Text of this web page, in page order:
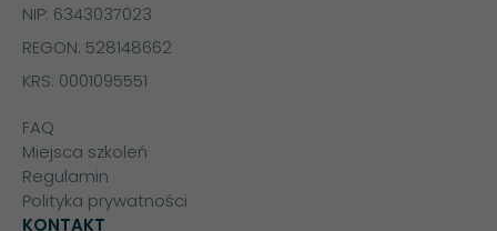
NIP: 6343037023
REGON: 528148662
KRS: 0001095551
FAQ
Miejsca szkoleń
Regulamin
Polityka prywatności
KONTAKT